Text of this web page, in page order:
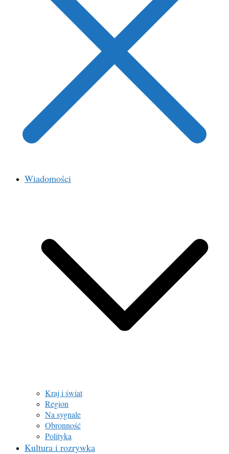
Wiadomości
Kraj i świat
Region
Na sygnale
Obronność
Polityka
Kultura i rozrywka